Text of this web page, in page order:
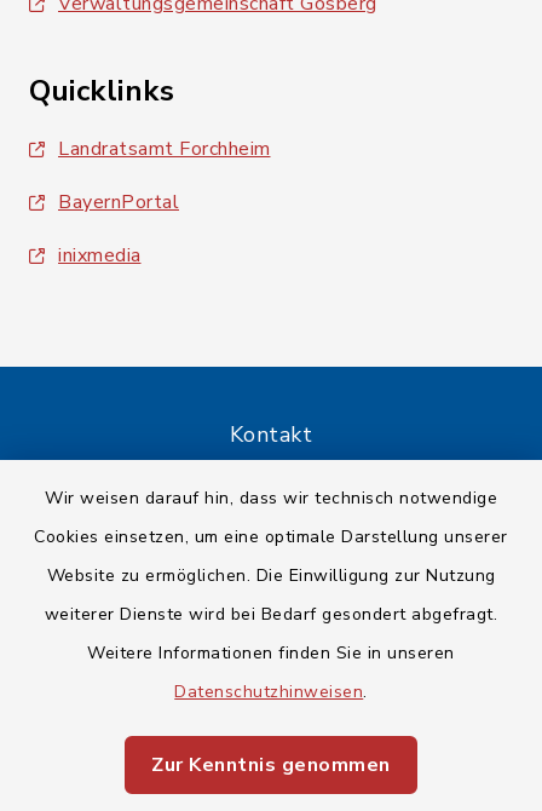
Wir weisen darauf hin, dass wir technisch notwendige
Cookies einsetzen, um eine optimale Darstellung unserer
Website zu ermöglichen. Die Einwilligung zur Nutzung
weiterer Dienste wird bei Bedarf gesondert abgefragt.
Weitere Informationen finden Sie in unseren
Datenschutzhinweisen.
Zur Kenntnis genommen
Quicklinks
Landratsamt Forchheim
BayernPortal
inixmedia
Kontakt
Barrierefreiheit
Impressum
Sitemap